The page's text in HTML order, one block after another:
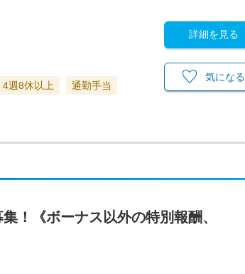
4週8休以上
通勤手当
詳細を見る
気になる
！《ボーナス以外の特別報酬、